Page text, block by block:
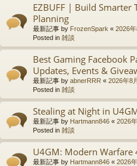
EZBUFF | Build Smarter
Planning
最新記事 by FrozenSpark « 2026
Posted in 雑談
Best Gaming Facebook
Updates, Events &
最新記事 by abnerRRR « 2026年8
Posted in 雑談
Stealing at Night in
最新記事 by Hartmann846 « 2026
Posted in 雑談
U4GM: Modern Warfare
最新記事 by Hartmann846 « 2026